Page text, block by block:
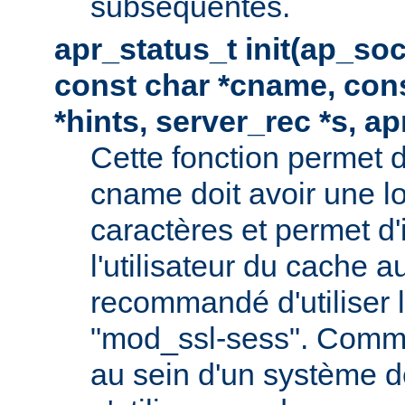
apr_status_t
const char *cname,
*hints, server_rec *s,
Cette fonction permet
cname doit avoir une
caractères et permet
l'utilisateur du cache
recommandé d'utiliser
"mod_ssl-sess".
au sein d'un système